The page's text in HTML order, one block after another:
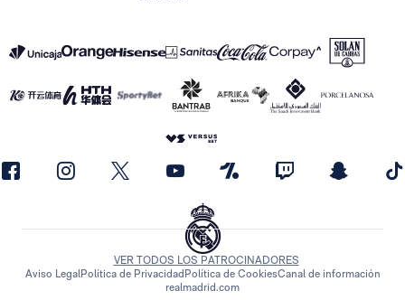
VER TODOS LOS PATROCINADORES
Aviso LegalPolítica de Privacidad Política de CookiesCanal de información
realmadrid.com